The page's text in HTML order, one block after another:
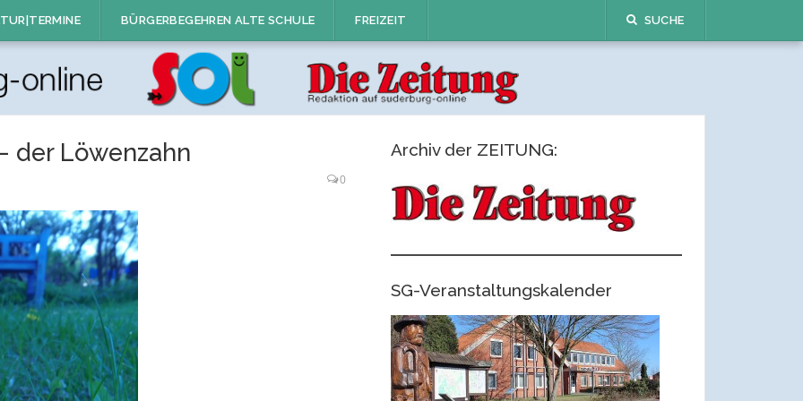
BÜRGERBEGEHREN ALTE SCHULE FREIZEIT SUCHE
der Löwenzahn
0
Archiv der ZEITUNG:
SG-Veranstaltungskalender